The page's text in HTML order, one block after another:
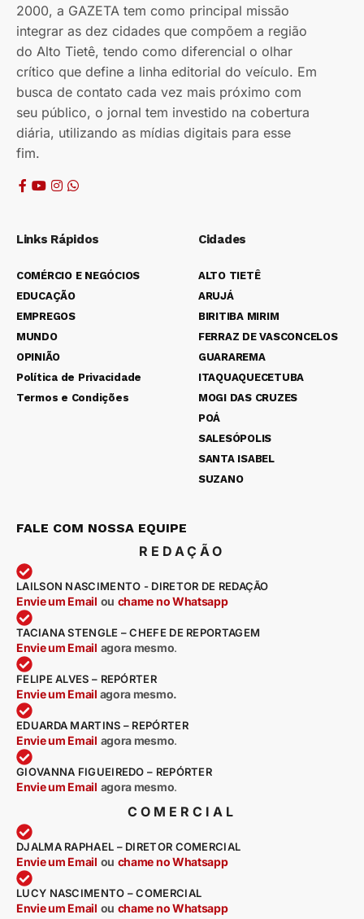
2000, a GAZETA tem como principal missão
integrar as dez cidades que compõem a região
do Alto Tietê, tendo como diferencial o olhar
crítico que define a linha editorial do veículo. Em
busca de contato cada vez mais próximo com
seu público, o jornal tem investido na cobertura
diária, utilizando as mídias digitais para esse
fim.
Links Rápidos
COMÉRCIO E NEGÓCIOS
EDUCAÇÃO
EMPREGOS
MUNDO
OPINIÃO
Política de Privacidade
Termos e Condições
Cidades
ALTO TIETÊ
ARUJÁ
BIRITIBA MIRIM
FERRAZ DE VASCONCELOS
GUARAREMA
ITAQUAQUECETUBA
MOGI DAS CRUZES
POÁ
SALESÓPOLIS
SANTA ISABEL
SUZANO
FALE COM NOSSA EQUIPE
REDAÇÃO
LAILSON NASCIMENTO - DIRETOR DE REDAÇÃO
Envie um Email ou chame no Whatsapp
TACIANA STENGLE – CHEFE DE REPORTAGEM
Envie um Email agora mesmo.
FELIPE ALVES – REPÓRTER
Envie um Email agora mesmo.
EDUARDA MARTINS – REPÓRTER
Envie um Email agora mesmo.
GIOVANNA FIGUEIREDO – REPÓRTER
Envie um Email agora mesmo.
COMERCIAL
DJALMA RAPHAEL – DIRETOR COMERCIAL
Envie um Email ou chame no Whatsapp
LUCY NASCIMENTO – COMERCIAL
Envie um Email ou chame no Whatsapp